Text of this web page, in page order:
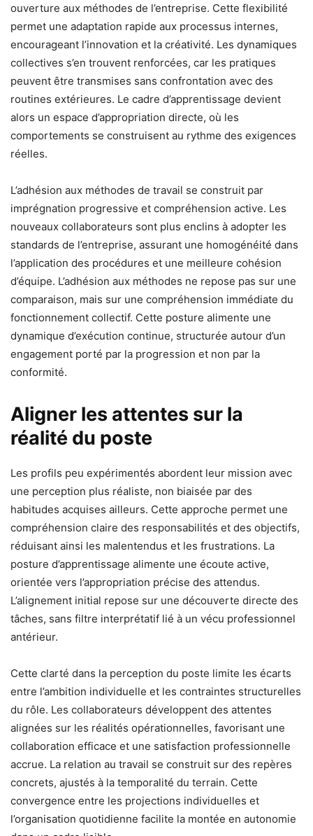
ouverture aux méthodes de l’entreprise. Cette flexibilité
permet une adaptation rapide aux processus internes,
encourageant l’innovation et la créativité. Les dynamiques
collectives s’en trouvent renforcées, car les pratiques
peuvent être transmises sans confrontation avec des
routines extérieures. Le cadre d’apprentissage devient
alors un espace d’appropriation directe, où les
comportements se construisent au rythme des exigences
réelles.
L’adhésion aux méthodes de travail se construit par
imprégnation progressive et compréhension active. Les
nouveaux collaborateurs sont plus enclins à adopter les
standards de l’entreprise, assurant une homogénéité dans
l’application des procédures et une meilleure cohésion
d’équipe. L’adhésion aux méthodes ne repose pas sur une
comparaison, mais sur une compréhension immédiate du
fonctionnement collectif. Cette posture alimente une
dynamique d’exécution continue, structurée autour d’un
engagement porté par la progression et non par la
conformité.
Aligner les attentes sur la
réalité du poste
Les profils peu expérimentés abordent leur mission avec
une perception plus réaliste, non biaisée par des
habitudes acquises ailleurs. Cette approche permet une
compréhension claire des responsabilités et des objectifs,
réduisant ainsi les malentendus et les frustrations. La
posture d’apprentissage alimente une écoute active,
orientée vers l’appropriation précise des attendus.
L’alignement initial repose sur une découverte directe des
tâches, sans filtre interprétatif lié à un vécu professionnel
antérieur.
Cette clarté dans la perception du poste limite les écarts
entre l’ambition individuelle et les contraintes structurelles
du rôle. Les collaborateurs développent des attentes
alignées sur les réalités opérationnelles, favorisant une
collaboration efficace et une satisfaction professionnelle
accrue. La relation au travail se construit sur des repères
concrets, ajustés à la temporalité du terrain. Cette
convergence entre les projections individuelles et
l’organisation quotidienne facilite la montée en autonomie